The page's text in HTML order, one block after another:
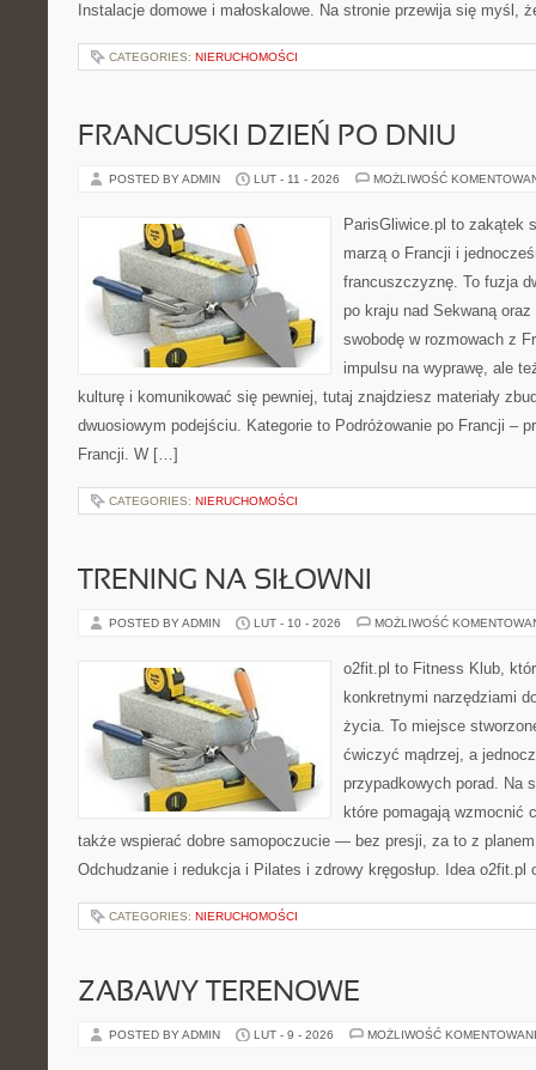
Instalacje domowe i małoskalowe. Na stronie przewija się myśl,
CATEGORIES: NIERUCHOMOŚCI
FRANCUSKI DZIEŃ PO DNIU
POSTED BY ADMIN LUT - 11 - 2026 MOŻLIWOŚĆ
ParisGliwice.pl to zakątek
marzą o Francji i
francuszczyznę. To fuzja
po kraju nad Sekwaną
swobodę w rozmowach z
impulsu na wyprawę, ale
kulturę i komunikować się pewniej, tutaj znajdziesz materiały
dwuosiowym podejściu. Kategorie to Podróżowanie po Francji –
Francji. W […]
CATEGORIES: NIERUCHOMOŚCI
TRENING NA SIŁOWNI
POSTED BY ADMIN LUT - 10 - 2026 MOŻLIWOŚĆ
o2fit.pl to Fitness Klub,
konkretnymi narzędziami
życia. To miejsce
ćwiczyć mądrzej, a
przypadkowych porad. Na
które pomagają wzmocnić
także wspierać dobre samopoczucie — bez presji, za to z
Odchudzanie i redukcja i Pilates i zdrowy kręgosłup. Idea
CATEGORIES: NIERUCHOMOŚCI
ZABAWY TERENOWE
POSTED BY ADMIN LUT - 9 - 2026 MOŻLIWOŚĆ